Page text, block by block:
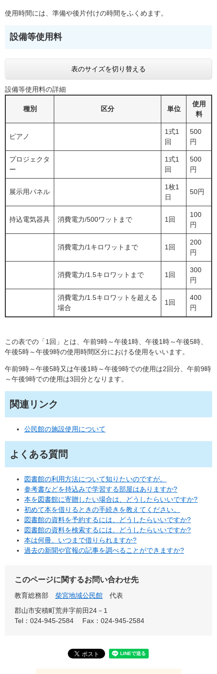
使用時間には、準備や後片付けの時間をふくめます。
設備等使用料
表のサイズを切り替える
設備等使用料の詳細
種別 区分 単位
使用
料
ピアノ
1式1
回
500
円
プロジェクタ
ー
1式1
回
500
円
展示用パネル
1枚1
日
50円
持込電気器具 消費電力/500ワットまで 1回
100
円
消費電力/1キロワットまで 1回
200
円
消費電力/1.5キロワットまで 1回
300
円
消費電力/1.5キロワットを超える
場合
1回
400
円
この表での「1回」とは、午前9時～午後1時、午後1時～午後5時、
午後5時～午後9時の使用時間区分における使用をいいます。
午前9時～午後5時又は午後1時～午後9時での使用は2回分、午前9時
～午後9時での使用は3回分となります。
関連リンク
公民館の施設使用について
よくある質問
図書館の利用方法について知りたいのですが。
参考書などを持込みで学習する部屋はありますか?
本を図書館に寄贈したい場合は、どうしたらいいですか?
初めて本を借りるときの手続きを教えてください。
図書館の資料を予約するには、どうしたらいいですか?
図書館の資料を検索するには、どうしたらいいですか?
本は何冊、いつまで借りられますか?
過去の新聞や官報の記事を調べることができますか?
このページに関するお問い合わせ先
教育総務部 柴宮地域公民館
代表
郡山市安積町荒井字前田24－1
Tel：024-945-2584
Fax：024-945-2584